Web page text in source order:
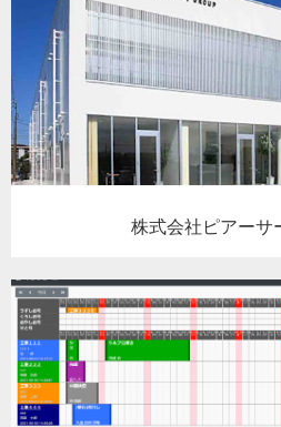
株式会社ピアーサ